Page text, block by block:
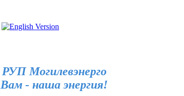
РУП Могилевэнерго
Вам - наша энергия!